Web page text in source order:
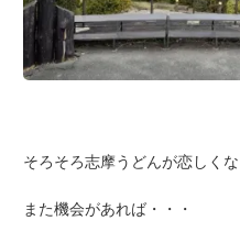
そろそろ志摩うどんが恋しく
また機会があれば・・・